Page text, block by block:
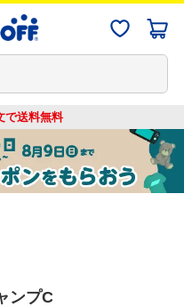
で送料無料
ンプC